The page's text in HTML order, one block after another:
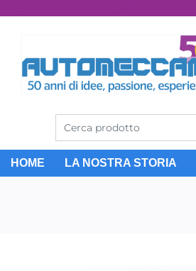
HOME LA NOSTRA STORIA